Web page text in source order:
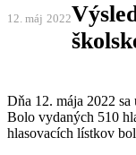
12. máj 2022
Dňa 12. mája 2022
Bolo vydaných 510
hlasovacích lístkov